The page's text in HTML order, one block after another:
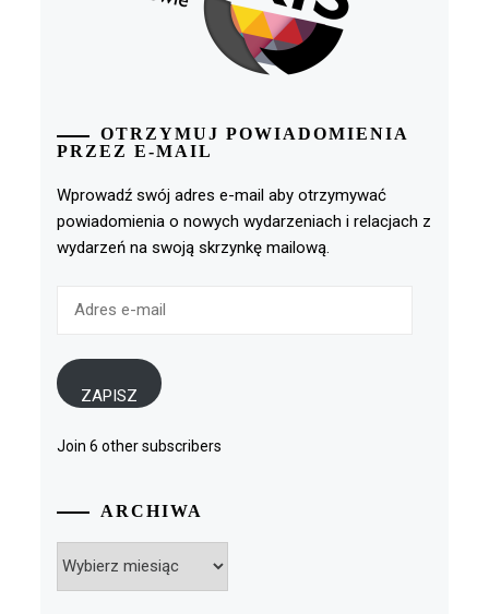
OTRZYMUJ POWIADOMIENIA
PRZEZ E-MAIL
Wprowadź swój adres e-mail aby otrzymywać
powiadomienia o nowych wydarzeniach i relacjach z
wydarzeń na swoją skrzynkę mailową.
ZAPISZ
Join 6 other subscribers
ARCHIWA